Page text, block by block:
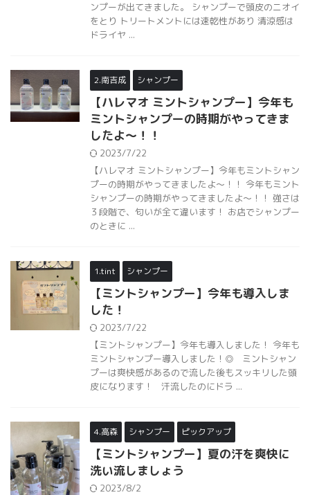
ンプーが出てきました。 シャンプーで頭皮のニオイ
をとり トリートメントには速乾性があり 清涼感は
ドライヤ ...
2.南吉成 シャンプー
【ハレマオ ミントシャンプー】今年も
ミントシャンプーの時期がやってきま
したよ〜！！
2023/7/22
【ハレマオ ミントシャンプー】今年もミントシャン
プーの時期がやってきましたよ〜！！ 今年もミント
シャンプーの時期がやってきましたよ〜！！ 強さは
３段階で、匂いが全て違います！ お店でシャンプー
のときに ...
1.tint シャンプー
【ミントシャンプー】今年も導入しま
した！
2023/7/22
【ミントシャンプー】今年も導入しました！ 今年も
ミントシャンプー導入しました！◎ ミントシャン
プーは爽快感があるので流した後もスッキリした頭
皮になります！ 汗流したのにドラ ...
4.高森 シャンプー ピックアップ
【ミントシャンプー】夏の汗を爽快に
洗い流しましょう
2023/8/2